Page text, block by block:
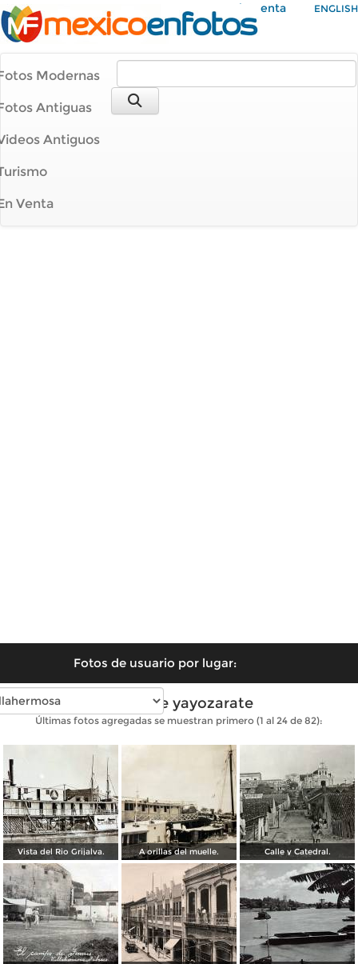
Mi Cuenta ENGLISH
Modernas
Antiguas
Antiguos
Venta
Fotos de usuario por lugar:
Fotos de yayozarate
Últimas fotos agregadas se muestran primero (1 al 24 de 82):
Vista del Rio Grijalva. A orillas del muelle. Calle y Catedral.